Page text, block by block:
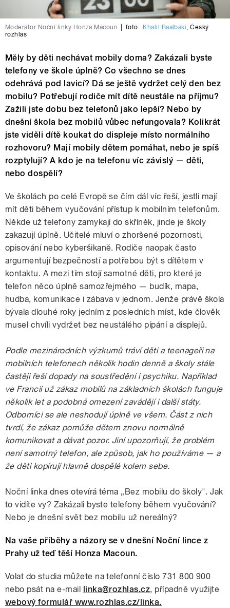
Moderátor Noční linky Honza Macoun foto: Khalil Baalbaki,Český
rozhlas
Měly by děti nechávat mobily doma? Zakázali byste
telefony ve škole úplně? Co všechno se dnes
odehrává pod lavicí? Dá se ještě vydržet celý den bez
mobilu? Potřebují rodiče mít dítě neustále na příjmu?
Zažili jste dobu bez telefonů jako lepší? Nebo by
dnešní škola bez mobilů vůbec nefungovala? Kolikrát
jste viděli dítě koukat do displeje místo normálního
rozhovoru? Mají mobily dětem pomáhat, nebo je spíš
rozptylují? A kdo je na telefonu víc závislý — děti,
nebo dospělí?
Ve školách po celé Evropě se čím dál víc řeší, jestli mají
mít děti během vyučování přístup k mobilním telefonům.
Někde už telefony zamykají do skříněk, jinde je školy
zakazují úplně. Učitelé mluví o zhoršené pozornosti,
opisování nebo kyberšikaně. Rodiče naopak často
argumentují bezpečností a potřebou být s dítětem v
kontaktu. A mezi tím stojí samotné děti, pro které je
telefon něco úplně samozřejmého — budík, mapa,
hudba, komunikace i zábava v jednom. Jenže právě škola
bývala dlouhé roky jedním z posledních míst, kde člověk
musel chvíli vydržet bez neustálého pípání a displejů.
Podle mezinárodních výzkumů tráví děti a teenageři na
mobilních telefonech několik hodin denně a školy stále
častěji řeší dopady na soustředění i psychiku. Například
ve Francii už zákaz mobilů na základních školách funguje
několik let a podobná omezení zavádějí i další státy.
Odborníci se ale neshodují úplně ve všem. Část z nich
tvrdí, že zákaz pomůže dětem znovu normálně
komunikovat a dávat pozor. Jiní upozorňují, že problém
není samotný telefon, ale způsob, jak ho používáme — a
že děti kopírují hlavně dospělé kolem sebe.
Noční linka dnes otevírá téma „Bez mobilu do školy". Jak
to vidíte vy? Zakázali byste telefony během vyučování?
Nebo je dnešní svět bez mobilu už nereálný?
Na vaše příběhy a názory se v dnešní Noční lince z
Prahy už teď těší Honza Macoun.
Volat do studia můžete na telefonní číslo 731 800 900
nebo psát na e-mail linka@rozhlas.cz, případně využijte
webový formulář www.rozhlas.cz/linka.